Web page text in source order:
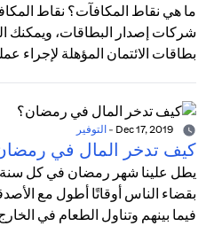
ما هي نقاط المكافآت؟ نقاط
شركات إصدار البطاقات، ويمكنك
بطاقات الائتمان المؤهلة لإجراء
- التوفير
كيف تدخر المال في
يطل علينا شهر رمضان في كل سنة
بقضاء الناس أوقاتًا أطول مع
فيما بينهم وتناول الطعام في